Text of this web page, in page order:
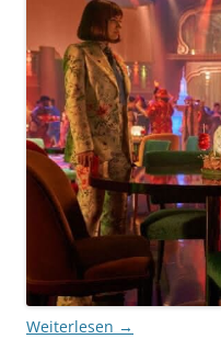
Weiterlesen →